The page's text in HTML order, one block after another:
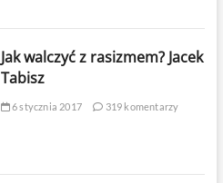
Jak walczyć z rasizmem? Jacek
Tabisz
6 stycznia 2017 319 komentarzy